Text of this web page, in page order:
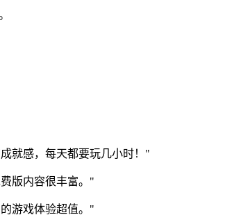
就感，每天都要玩几小时！"
版内容很丰富。"
游戏体验超值。"